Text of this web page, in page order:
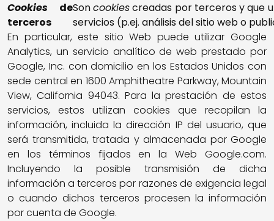
Cookies de
terceros
Soncookiescreadas por terceros y que
servicios (p.ej. análisis del sitio web o
En particular, este sitio Web puede utilizar Google
Analytics, un servicio analítico de web prestado por
Google, Inc. con domicilio en los Estados Unidos con
sede central en 1600 Amphitheatre Parkway, Mountain
View, California 94043. Para la prestación de estos
servicios, estos utilizan cookies que recopilan la
información, incluida la dirección IP del usuario, que
será transmitida, tratada y almacenada por Google
en los términos fijados en la Web Google.com.
Incluyendo la posible transmisión de dicha
información a terceros por razones de exigencia legal
o cuando dichos terceros procesen la información
por cuenta de Google.